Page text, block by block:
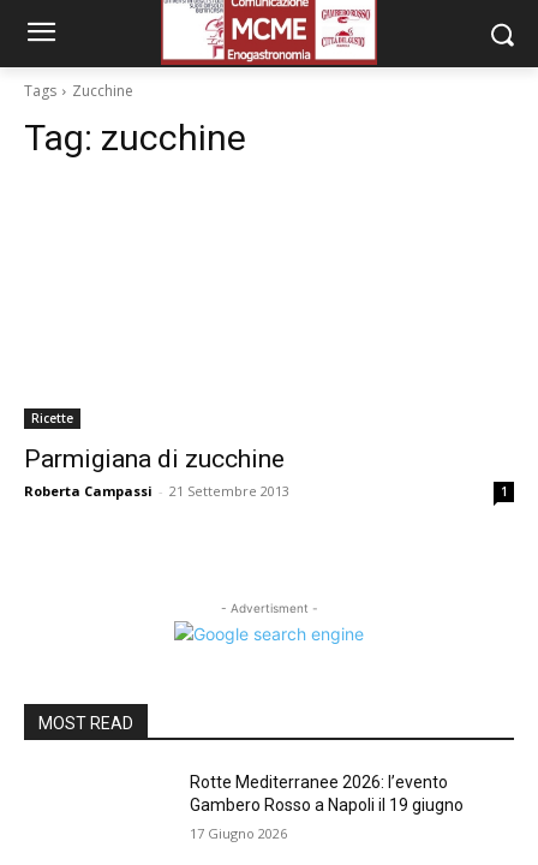
Tags Zucchine
Tag: zucchine
Ricette
Parmigiana di zucchine
Roberta Campassi - 21 Settembre 2013 1
- Advertisment -
MOST READ
Rotte Mediterranee 2026: l’evento
Gambero Rosso a Napoli il 19 giugno
17 Giugno 2026